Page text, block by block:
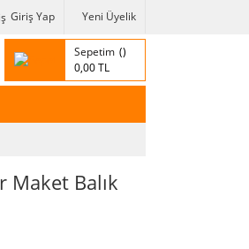
Giriş Yap Yeni Üyelik
Sepetim
0,00 TL
Maket Balık